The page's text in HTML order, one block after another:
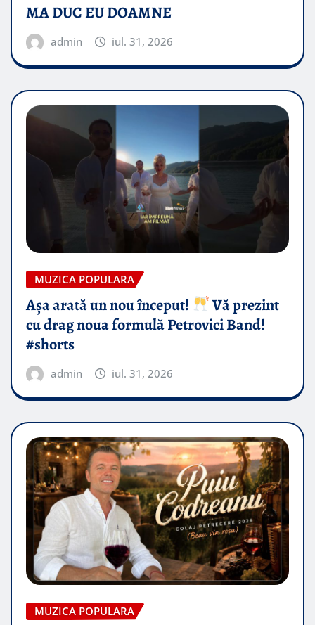
MA DUC EU DOAMNE
admin iul. 31, 2026
MUZICA POPULARA
Așa arată un nou început!
Vă prezint
cu drag noua formulă Petrovici Band!
#shorts
admin iul. 31, 2026
MUZICA POPULARA